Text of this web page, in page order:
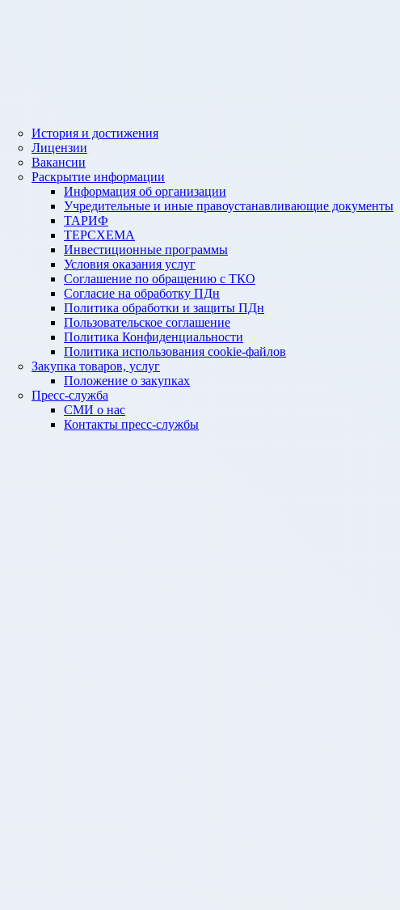
История и достижения
Лицензии
Вакансии
Раскрытие информации
Информация об организации
Учредительные и иные правоустанавливающие документы
ТАРИФ
ТЕРСХЕМА
Инвестиционные программы
Условия оказания услуг
Соглашение по обращению с ТКО
Согласие на обработку ПДн
Политика обработки и защиты ПДн
Пользовательское соглашение
Политика Конфиденциальности
Политика использования cookie-файлов
Закупка товаров, услуг
Положение о закупках
Пресс-служба
СМИ о нас
Контакты пресс-службы